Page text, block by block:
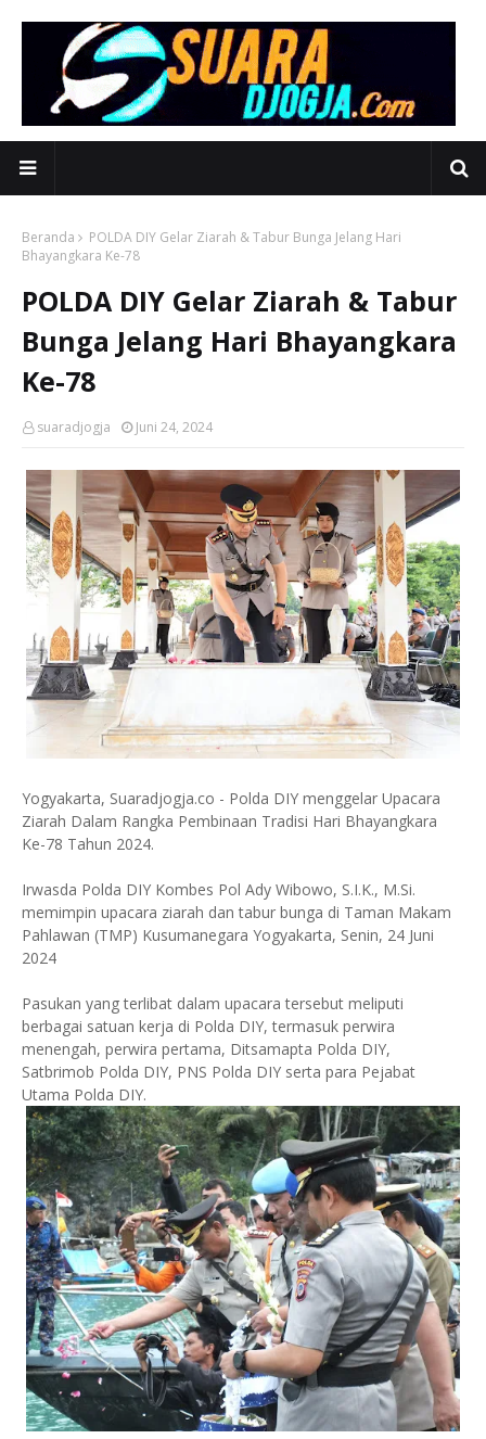
Beranda
POLDA DIY Gelar Ziarah & Tabur Bunga Jelang Hari
Bhayangkara Ke-78
POLDA DIY Gelar Ziarah & Tabur
Bunga Jelang Hari Bhayangkara
Ke-78
suaradjogja Juni 24, 2024
Yogyakarta, Suaradjogja.co - Polda DIY menggelar Upacara
Ziarah Dalam Rangka Pembinaan Tradisi Hari Bhayangkara
Ke-78 Tahun 2024.
Irwasda Polda DIY Kombes Pol Ady Wibowo, S.I.K., M.Si.
memimpin upacara ziarah dan tabur bunga di Taman Makam
Pahlawan (TMP) Kusumanegara Yogyakarta, Senin, 24 Juni
2024
Pasukan yang terlibat dalam upacara tersebut meliputi
berbagai satuan kerja di Polda DIY, termasuk perwira
menengah, perwira pertama, Ditsamapta Polda DIY,
Satbrimob Polda DIY, PNS Polda DIY serta para Pejabat
Utama Polda DIY.